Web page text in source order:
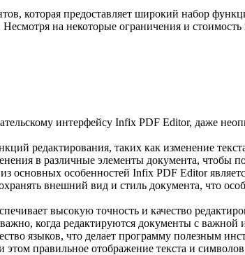
которая предоставляет широкий набор
на некоторые ограничения и
интерфейсу Infix PDF Editor, даже
редактирования, таких как изменение
в различные элементы документа, чтобы
основных особенностей Infix PDF Editor
внешний вид и стиль документа, что
высокую точность и качество
когда редактируются документы с
языков, что делает программу полезным
этом правильное отображение текста и